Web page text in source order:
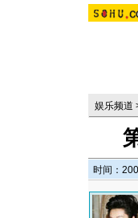
娱乐频道
时间：